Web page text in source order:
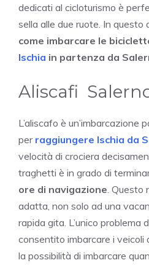
dedicati al cicloturismo è
sella alle due ruote. In
come imbarcare le
Ischia in partenza da
Aliscafi
L’aliscafo è un’imbarcazione
per raggiungere Ischia da
velocità di crociera
traghetti è in grado di
ore di navigazione. Questo
adatta, non solo ad una
rapida gita. L’unico problema
consentito imbarcare i
la possibilità di imbarcare